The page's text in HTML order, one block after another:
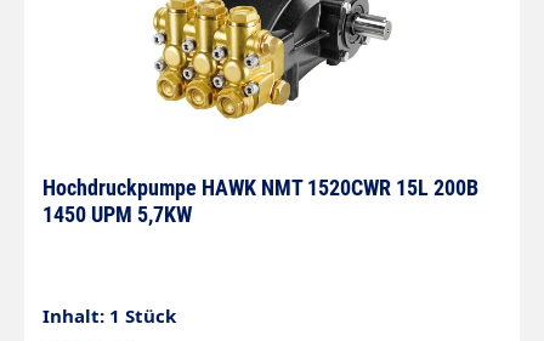
Hochdruckpumpe HAWK NMT 1520CWR 15L 200B
1450 UPM 5,7KW
Inhalt: 1 Stück